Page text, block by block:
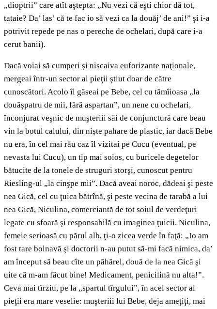
„dioptrii” care atît aştepta: „Nu vezi că eşti chior dă tot,
tataie? Da’ las’ că te fac io să vezi ca la douăj’ de ani!” şi i-a
potrivit repede pe nas o pereche de ochelari, după care i-a
cerut banii).
Dacă voiai să cumperi şi niscaiva euforizante naţionale,
mergeai într-un sector al pieţii ştiut doar de către
cunoscători. Acolo îl găseai pe Bebe, cel cu tămîioasa „la
douăşpatru de mii, fără aspartan”, un nene cu ochelari,
înconjurat veşnic de muşteriii săi de conjunctură care beau
vin la botul calului, din niște pahare de plastic, iar dacă Bebe
nu era, în cel mai rău caz îl vizitai pe Cucu (eventual, pe
nevasta lui Cucu), un tip mai soios, cu buricele degetelor
bătucite de la tonele de struguri storşi, cunoscut pentru
Riesling-ul „la cinşpe mii”. Dacă aveai noroc, dădeai şi peste
nea Gică, cel cu ţuica bătrînă, şi peste vecina de tarabă a lui
nea Gică, Niculina, comerciantă de tot soiul de verdeţuri
legate cu sfoară şi responsabilă cu imaginea ţuicii. Niculina,
femeie serioasă cu părul alb, ţi-o zicea verde în faţă: „Io am
fost tare bolnavă şi doctorii n-au putut să-mi facă nimica, da’
am început să beau cîte un păhărel, două de la nea Gică şi
uite că m-am făcut bine! Medicament, penicilină nu alta!”.
Ceva mai tîrziu, pe la „spartul tîrgului”, în acel sector al
pieţii era mare veselie: muşteriii lui Bebe, deja ameţiţi, mai